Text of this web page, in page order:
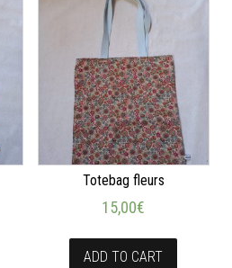
Totebag fleurs
15,00€
ADD TO CART